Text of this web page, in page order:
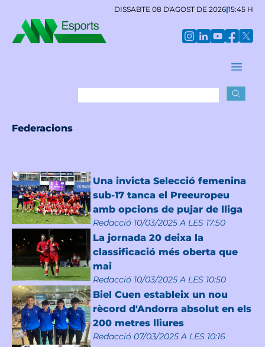
DISSABTE 08 D'AGOST DE 2026|15:45 H
Federacions
Una invicta Selecció femenina
sub-17 tanca el Preeuropeu
amb opcions de pujar de lliga
Redacció 10/03/2025 A LES 17:50
La jornada 20 deixa la
classificació més oberta que
mai
Redacció 10/03/2025 A LES 10:50
Biel Cuen estableix un nou
rècord d'Andorra absolut en els
200 metres lliures
Redacció 07/03/2025 A LES 10:16